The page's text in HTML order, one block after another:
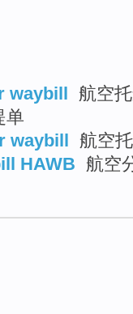
waybill 航空
单
waybill 航空
HAWB 航空